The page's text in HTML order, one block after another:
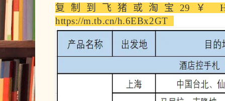
复制到飞猪或淘宝29￥
https://m.tb.cn/h.6EBx2GT